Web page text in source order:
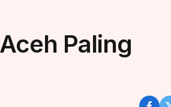
Paling